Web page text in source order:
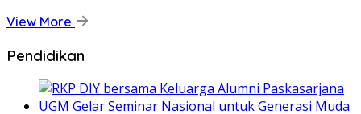
View More
Pendidikan